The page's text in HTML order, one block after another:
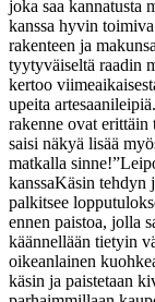
joka saa kannatusta
kanssa hyvin
rakenteen ja makunsa
tyytyväiseltä raadin
kertoo
upeita
rakenne ovat
saisi näkyä lisää
matkalla sinne!”
kanssaKäsin tehdyn
palkitsee
ennen paistoa, jolla
käännellään tietyin
oikeanlainen
käsin ja paistetaan